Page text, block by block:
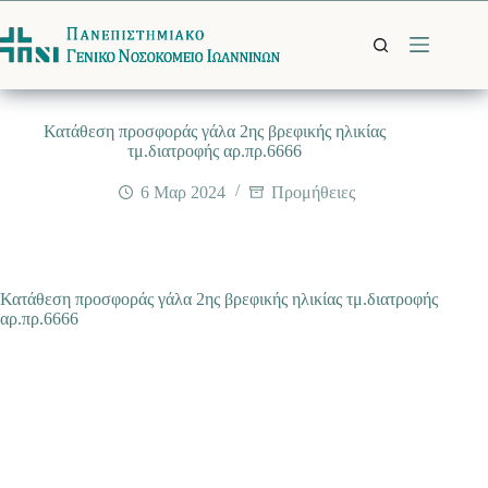
στο
περιεχόμενο
Κατάθεση προσφοράς γάλα 2ης βρεφικής ηλικίας
τμ.διατροφής αρ.πρ.6666
6 Μαρ 2024 Προμήθειες
Κατάθεση προσφοράς γάλα 2ης βρεφικής ηλικίας τμ.διατροφής
αρ.πρ.6666